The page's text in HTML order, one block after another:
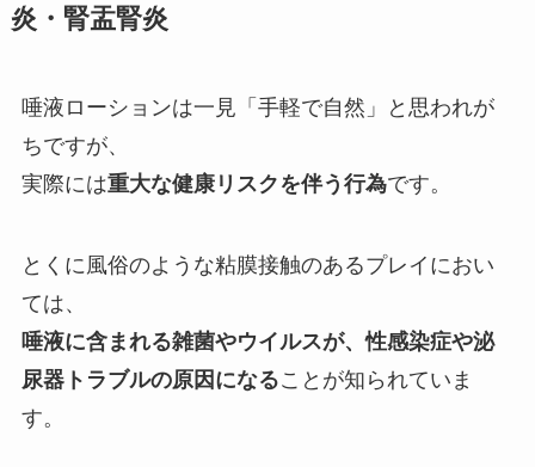
炎・腎盂腎炎
唾液ローションは一見「手軽で自然」と思われが
ちですが、
実際には重大な健康リスクを伴う行為です。
とくに風俗のような粘膜接触のあるプレイにおい
ては、
唾液に含まれる雑菌やウイルスが、性感染症や泌
尿器トラブルの原因になることが知られていま
す。